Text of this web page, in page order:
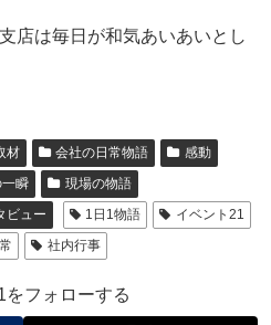
店は毎日が和気あいあいとし
材 会社の日常物語
感動
瞬
現場の物語
ビュー 1日1物語
イベント21
社内行事
をフォローする